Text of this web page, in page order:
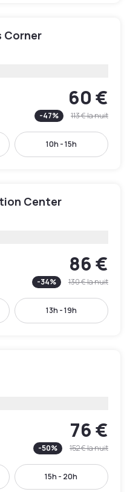
Corner
60 €
-47% 113 €la nuit
10h - 15h
Center
86 €
-34% 130 €la nuit
13h - 19h
76 €
-50% 152 €la nuit
15h - 20h